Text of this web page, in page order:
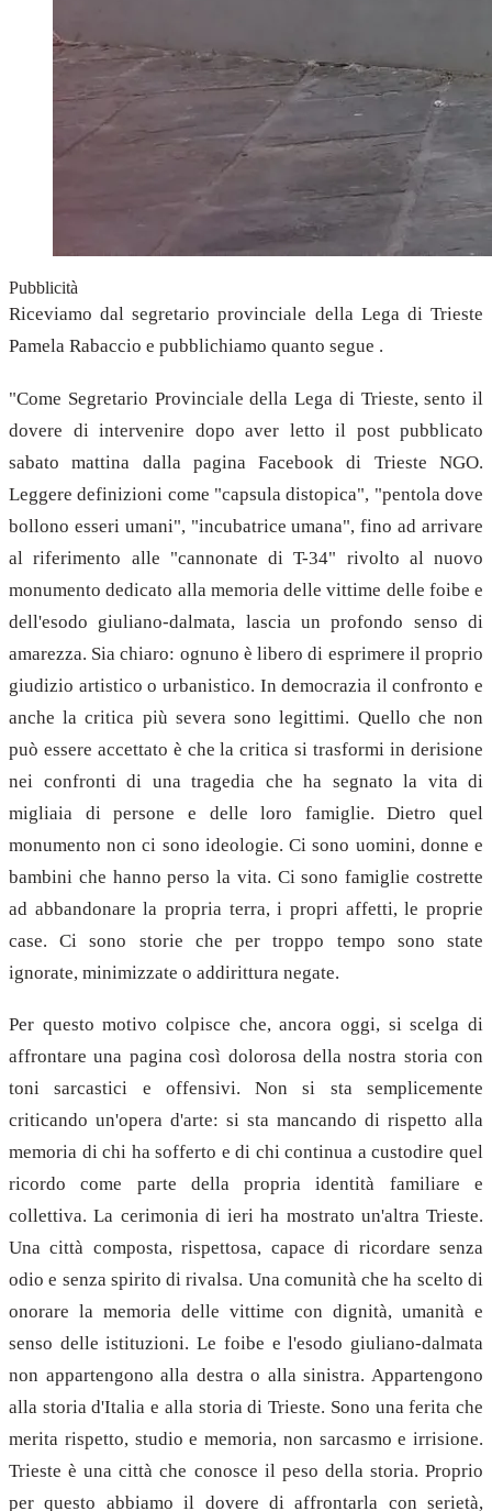
Pubblicità
Riceviamo dal segretario provinciale della Lega di Trieste
Pamela Rabaccio e pubblichiamo quanto segue .
"Come Segretario Provinciale della Lega di Trieste, sento il
dovere di intervenire dopo aver letto il post pubblicato
sabato mattina dalla pagina Facebook di Trieste NGO.
Leggere definizioni come "capsula distopica", "pentola dove
bollono esseri umani", "incubatrice umana", fino ad arrivare
al riferimento alle "cannonate di T-34" rivolto al nuovo
monumento dedicato alla memoria delle vittime delle foibe e
dell'esodo giuliano-dalmata, lascia un profondo senso di
amarezza. Sia chiaro: ognuno è libero di esprimere il proprio
giudizio artistico o urbanistico. In democrazia il confronto e
anche la critica più severa sono legittimi. Quello che non
può essere accettato è che la critica si trasformi in derisione
nei confronti di una tragedia che ha segnato la vita di
migliaia di persone e delle loro famiglie. Dietro quel
monumento non ci sono ideologie. Ci sono uomini, donne e
bambini che hanno perso la vita. Ci sono famiglie costrette
ad abbandonare la propria terra, i propri affetti, le proprie
case. Ci sono storie che per troppo tempo sono state
ignorate, minimizzate o addirittura negate.
Per questo motivo colpisce che, ancora oggi, si scelga di
affrontare una pagina così dolorosa della nostra storia con
toni sarcastici e offensivi. Non si sta semplicemente
criticando un'opera d'arte: si sta mancando di rispetto alla
memoria di chi ha sofferto e di chi continua a custodire quel
ricordo come parte della propria identità familiare e
collettiva. La cerimonia di ieri ha mostrato un'altra Trieste.
Una città composta, rispettosa, capace di ricordare senza
odio e senza spirito di rivalsa. Una comunità che ha scelto di
onorare la memoria delle vittime con dignità, umanità e
senso delle istituzioni. Le foibe e l'esodo giuliano-dalmata
non appartengono alla destra o alla sinistra. Appartengono
alla storia d'Italia e alla storia di Trieste. Sono una ferita che
merita rispetto, studio e memoria, non sarcasmo e irrisione.
Trieste è una città che conosce il peso della storia. Proprio
per questo abbiamo il dovere di affrontarla con serietà,